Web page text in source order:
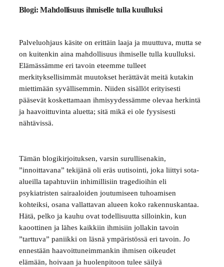
Blogi: Mahdollisuus ihmiselle tulla kuulluksi
Palveluohjaus käsite on erittäin laaja ja muuttuva, mutta se
on kuitenkin aina mahdollisuus ihmiselle tulla kuulluksi.
Elämässämme eri tavoin eteemme tulleet
merkityksellisimmät muutokset herättävät meitä kutakin
miettimään syvällisemmin. Niiden sisällöt erityisesti
pääsevät koskettamaan ihmisyydessämme olevaa herkintä
ja haavoittuvinta aluetta; sitä mikä ei ole fyysisesti
nähtävissä.
Tämän blogikirjoituksen, varsin surullisenakin,
”innoittavana” tekijänä oli eräs uutisointi, joka liittyi sota-
alueilla tapahtuviin inhimillisiin tragedioihin eli
psykiatristen sairaaloiden joutumiseen tuhoamisen
kohteiksi, osana vallattavan alueen koko rakennuskantaa.
Hätä, pelko ja kauhu ovat todellisuutta silloinkin, kun
kaoottinen ja lähes kaikkiin ihmisiin jollakin tavoin
”tarttuva” paniikki on läsnä ympäristössä eri tavoin. Jo
ennestään haavoittuneimmankin ihmisen oikeudet
elämään, hoivaan ja huolenpitoon tulee säilyä